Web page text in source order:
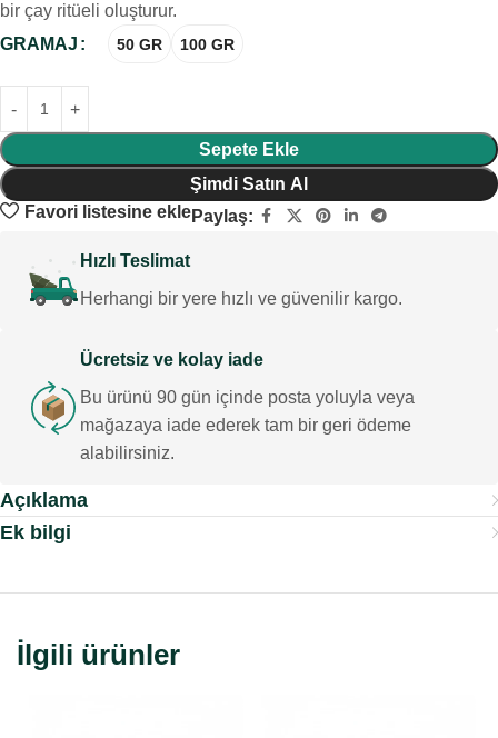
bir çay ritüeli oluşturur.
GRAMAJ
50 GR 100 GR
Sepete Ekle
Şimdi Satın Al
Favori listesine eklePaylaş:
Hızlı Teslimat
Herhangi bir yere hızlı ve güvenilir kargo.
Ücretsiz ve kolay iade
Bu ürünü 90 gün içinde posta yoluyla veya
mağazaya iade ederek tam bir geri ödeme
alabilirsiniz.
Açıklama
Ek bilgi
İlgili ürünler